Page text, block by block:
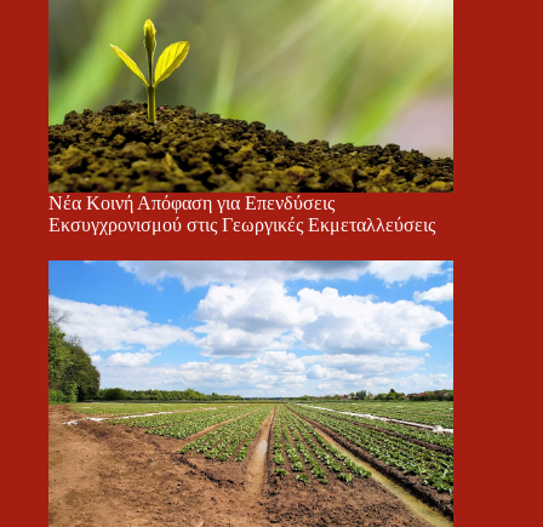
Νέα Κοινή Απόφαση για Επενδύσεις
Εκσυγχρονισμού στις Γεωργικές Εκμεταλλεύσεις